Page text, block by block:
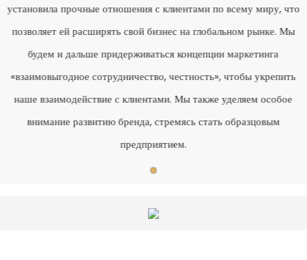
установила прочные отношения с клиентами по всему миру, что
позволяет ей расширять свой бизнес на глобальном рынке. Мы
будем и дальше придерживаться концепции маркетинга
«взаимовыгодное сотрудничество, честность», чтобы укрепить
наше взаимодействие с клиентами. Мы также уделяем особое
внимание развитию бренда, стремясь стать образцовым
предприятием.